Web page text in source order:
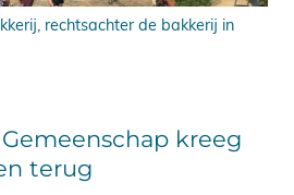
rechtsachter de bakkerij in
kreeg
terug